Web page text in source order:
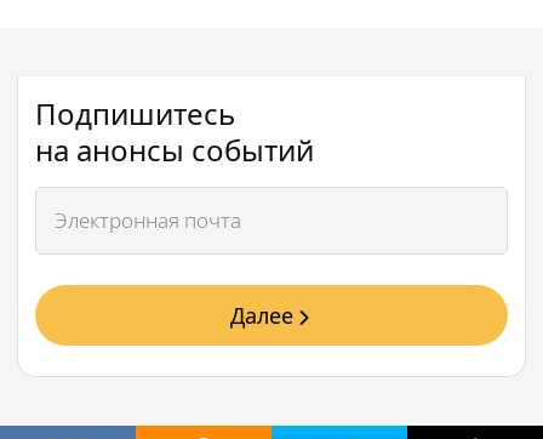
Подпишитесь
на анонсы событий
Далее